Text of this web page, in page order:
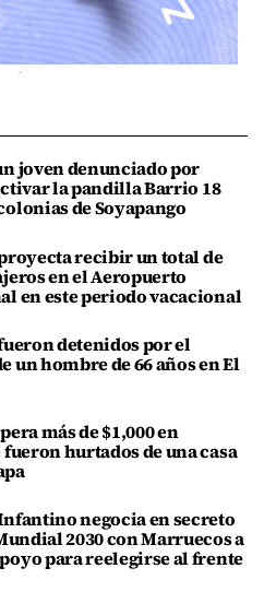
joven denunciado por
la pandilla Barrio 18
de Soyapango
recibir un total de
en el Aeropuerto
en este periodo vacacional
detenidos por el
un hombre de 66 años en El
más de $1,000 en
hurtados de una casa
negocia en secreto
2030 con Marruecos a
para reelegirse al frente